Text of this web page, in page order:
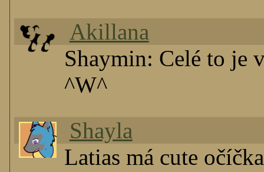
Akillana
Shaymin: Celé to je
^W^
Shayla
Latias má cute očíčka